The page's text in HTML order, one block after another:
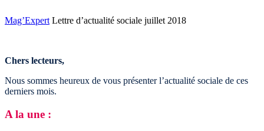
Mag’Expert Lettre d’actualité sociale juillet 2018
Chers lecteurs,
Nous sommes heureux de vous présenter l’actualité sociale de ces
derniers mois.
A la une :